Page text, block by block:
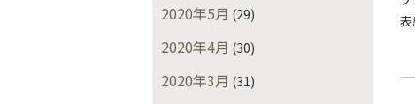
2020年5月 (29)
2020年4月 (30)
2020年3月 (31)